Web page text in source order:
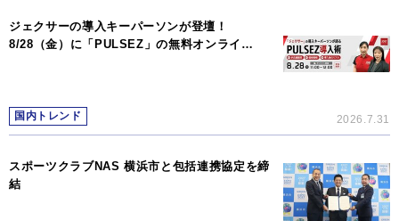
ジェクサーの導入キーパーソンが登壇！
8/28（金）に「PULSEZ」の無料オンライ…
国内トレンド 2026.7.31
スポーツクラブNAS 横浜市と包括連携協定を締
結